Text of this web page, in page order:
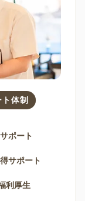
体制
ポート
サポート
利厚生